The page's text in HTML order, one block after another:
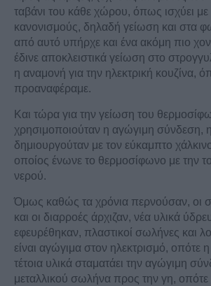
ταβάνι του κάθε χώρου, όπως ισχύει με
κανονισμούς, δηλαδή γείωση και στα
από αυτό υπήρχε και ένα ακόμη πιο
έδινε αποκλειστικά γείωση στο
η αναμονή για την ηλεκτρική κουζίνα,
προαναφέραμε.
Και τώρα για την γείωση του
χρησιμοποιούταν η αγώγιμη σύνδεση,
δημιουργούταν με τον εύκαμπτο
οποίος ένωνε το θερμοσίφωνο με την
νερού.
Όμως καθώς τα χρόνια περνούσαν, οι
και οι διαρροές άρχιζαν, νέα υλικά
εφευρέθηκαν, πλαστικοί σωλήνες και
είναι αγώγιμα στον ηλεκτρισμό, οπότε
τέτοια υλικά σταματάει την αγώγιμη
μεταλλικού σωλήνα προς την γη,